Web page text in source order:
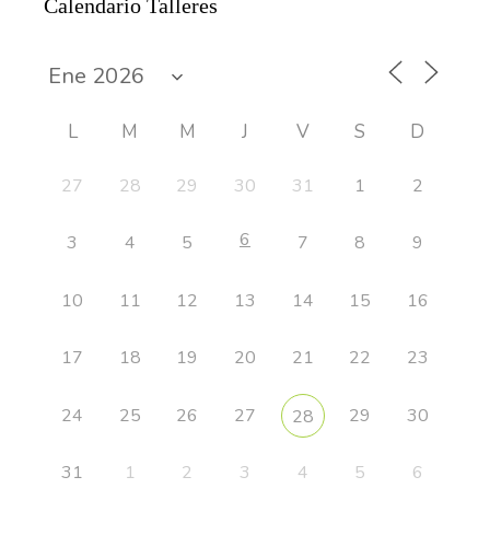
Calendario Talleres
L M M J V S D
27 28 29 30 31 1 2
3 4 5 6 7 8 9
10 11 12 13 14 15 16
17 18 19 20 21 22 23
24 25 26 27 28 29 30
31 1 2 3 4 5 6